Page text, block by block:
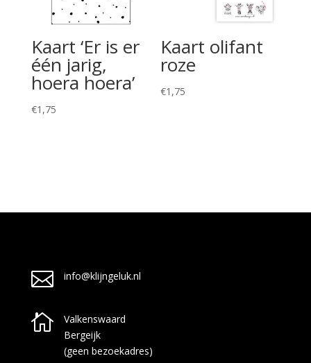
Kaart ‘Er is er
één jarig,
hoera hoera’
€1,75
Kaart olifant
roze
€1,75
 info@klijngeluk.nl

Valkenswaard
Bergeijk
(geen bezoekadres)